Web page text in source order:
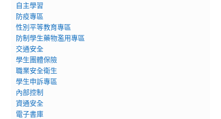
自主學習
防疫專區
性別平等教育專區
防制學生藥物濫用專區
交通安全
學生團體保險
職業安全衛生
學生申訴專區
內部控制
資通安全
電子書庫